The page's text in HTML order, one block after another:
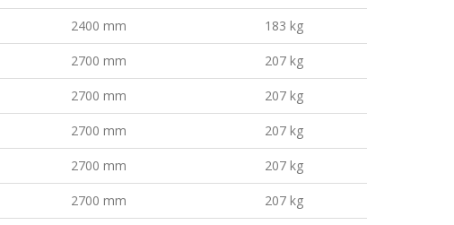
2400 mm 183 kg
2700 mm 207 kg
2700 mm 207 kg
2700 mm 207 kg
2700 mm 207 kg
2700 mm 207 kg